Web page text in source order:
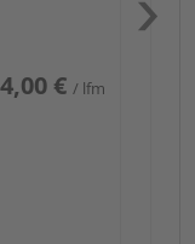
4,00 € / lfm